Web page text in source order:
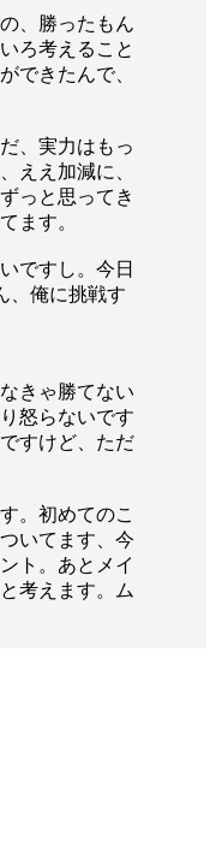
ュア大会)
site(EN)
とは
とは
EXとは
チュアとは
とは
ズ
ガールズ一
覧
K- ガール
、勝ったもん
ろ考えること
できたんで、
、実力はもっ
ええ加減に、
っと思ってき
ます。
ですし。今日
、俺に挑戦す
きゃ勝てない
怒らないです
すけど、ただ
。初めてのこ
いてます、今
ト。あとメイ
考えます。ム